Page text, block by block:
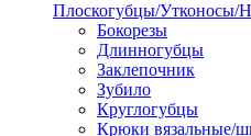
Плоскогубцы/
Бокорезы
Длинногубцы
Заклепочник
Зубило
Круглогубцы
Крюки вязальные/